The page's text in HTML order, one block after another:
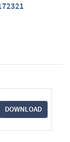
DOWNLOAD